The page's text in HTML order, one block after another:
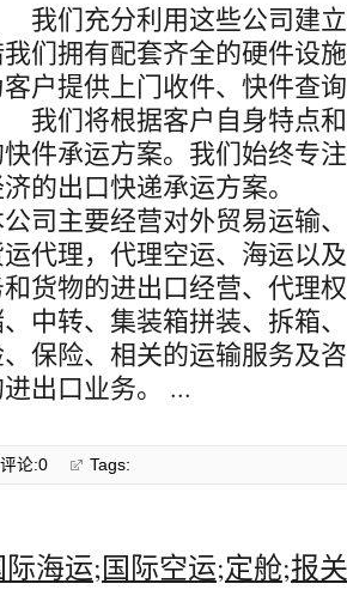
们充分利用这些公司建立
们拥有配套齐全的硬件设
户提供上门收件、快件查
们将根据客户自身特点和
快件承运方案。我们始终专
的出口快递承运方案。
司主要经营对外贸易运输
代理，代理空运、海运以
货物的进出口经营、代理
中转、集装箱拼装、拆箱
保险、相关的运输服务及
进出口业务。 ...
评论:0 Tags:
际海运;国际空运;定舱;报